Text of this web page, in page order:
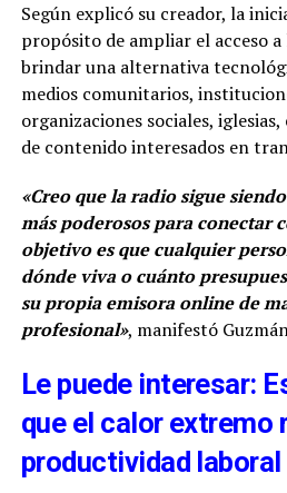
Según explicó su creador, la
propósito de ampliar el acceso
brindar una alternativa
medios comunitarios,
organizaciones sociales,
de contenido interesados en
«Creo que la radio sigue
más poderosos para conectar
objetivo es que cualquier
dónde viva o cuánto
su propia emisora online de
profesional», manifestó
Le puede interesar:
que el calor extremo
productividad